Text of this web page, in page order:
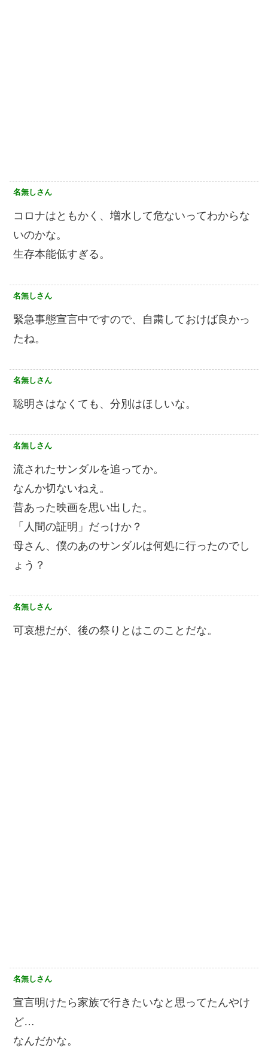
名無しさん
コロナはともかく、増水して危ないってわからな
いのかな。
生存本能低すぎる。
名無しさん
緊急事態宣言中ですので、自粛しておけば良かっ
たね。
名無しさん
聡明さはなくても、分別はほしいな。
名無しさん
流されたサンダルを追ってか。
なんか切ないねえ。
昔あった映画を思い出した。
「人間の証明」だっけか？
母さん、僕のあのサンダルは何処に行ったのでし
ょう？
名無しさん
可哀想だが、後の祭りとはこのことだな。
名無しさん
宣言明けたら家族で行きたいなと思ってたんやけ
ど…
なんだかな。